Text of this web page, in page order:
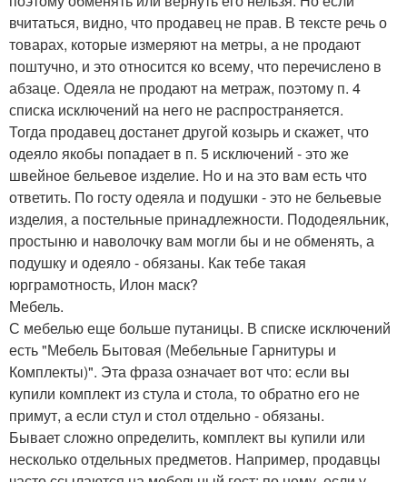
вчитаться, видно, что продавец не прав. В тексте речь о
товарах, которые измеряют на метры, а не продают
поштучно, и это относится ко всему, что перечислено в
абзаце. Одеяла не продают на метраж, поэтому п. 4
списка исключений на него не распространяется.
Тогда продавец достанет другой козырь и скажет, что
одеяло якобы попадает в п. 5 исключений - это же
швейное бельевое изделие. Но и на это вам есть что
ответить. По госту одеяла и подушки - это не бельевые
изделия, а постельные принадлежности. Пододеяльник,
простыню и наволочку вам могли бы и не обменять, а
подушку и одеяло - обязаны. Как тебе такая
юрграмотность, Илон маск?
Мебель.
С мебелью еще больше путаницы. В списке исключений
есть "Мебель Бытовая (Мебельные Гарнитуры и
Комплекты)". Эта фраза означает вот что: если вы
купили комплект из стула и стола, то обратно его не
примут, а если стул и стол отдельно - обязаны.
Бывает сложно определить, комплект вы купили или
несколько отдельных предметов. Например, продавцы